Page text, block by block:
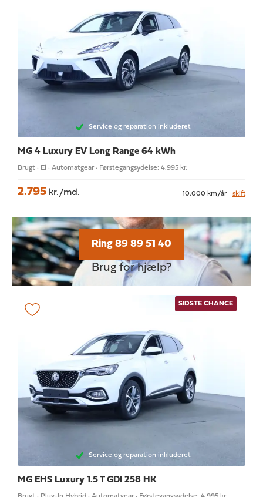
Service og reparation inkluderet
MG 4 Luxury EV Long Range 64 kWh
Brugt · El · Automatgear · Førstegangsydelse: 4.995 kr.
2.795 kr./md. 10.000 km/år skift
Ring 89 89 51 40
Brug for hjælp?
SIDSTE CHANCE
Service og reparation inkluderet
MG EHS Luxury 1.5 T GDI 258 HK